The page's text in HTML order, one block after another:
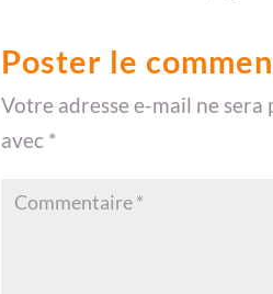
Poster le
Votre adresse e-mail ne sera
avec *